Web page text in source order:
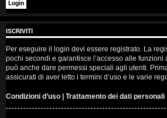
s
e
n
z
a
r
ISCRIVITI
Per eseguire il login devi essere registrato. La
pochi secondi e garantisce l’accesso alle funzioni
può anche dare permessi speciali agli utenti.
assicurati di aver letto i termini d’uso e le varie
Condizioni d’uso | Trattamento dei dati personali